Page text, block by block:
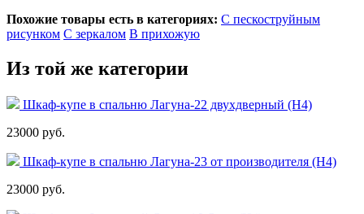
Похожие товары есть в категориях: С пескоструйным
рисунком С зеркалом В прихожую
Из той же категории
Шкаф-купе в спальню Лагуна-22 двухдверный (Н4)
23000 руб.
Шкаф-купе в спальню Лагуна-23 от производителя (Н4)
23000 руб.